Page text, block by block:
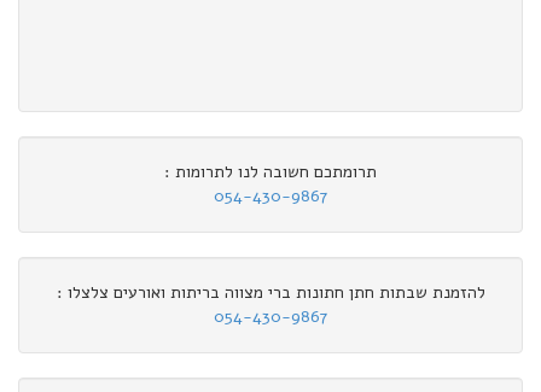
תרומתכם חשובה לנו לתרומות :
054-430-9867
להזמנת שבתות חתן חתונות ברי מצווה בריתות ואורעים צלצלו :
054-430-9867